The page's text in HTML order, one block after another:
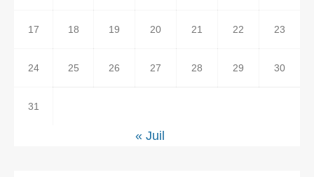
17 18 19 20 21 22 23
24 25 26 27 28 29 30
31
« Juil